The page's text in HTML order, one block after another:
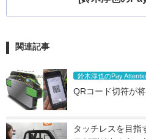
関連記事
鈴木淳也のPay
QRコード切符が
タッチレスを目指